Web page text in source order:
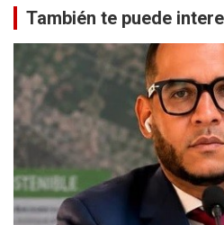
También te puede